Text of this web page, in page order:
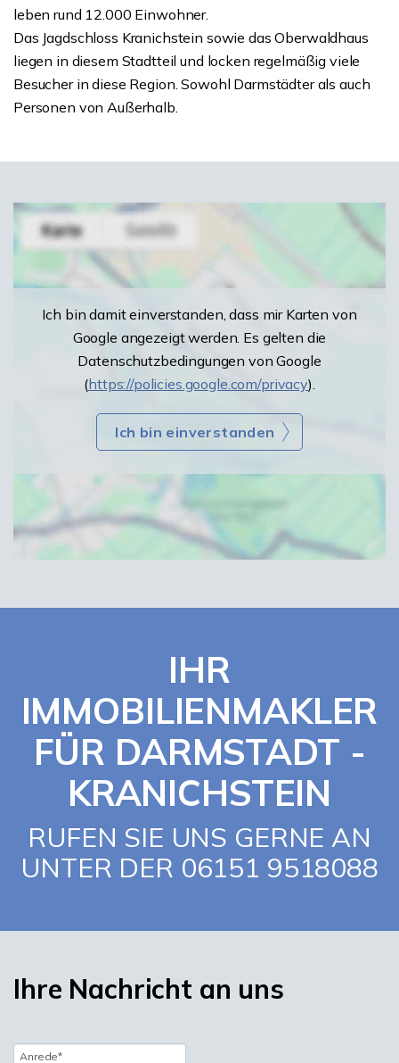
leben rund 12.000 Einwohner.
Das Jagdschloss Kranichstein sowie das Oberwaldhaus
liegen in diesem Stadtteil und locken regelmäßig viele
Besucher in diese Region. Sowohl Darmstädter als auch
Personen von Außerhalb.
Ich bin damit einverstanden, dass mir Karten von
Google angezeigt werden. Es gelten die
Datenschutzbedingungen von Google
(https://policies.google.com/privacy).
Ich bin einverstanden
IHR
IMMOBILIENMAKLER
FÜR DARMSTADT -
KRANICHSTEIN
RUFEN SIE UNS GERNE AN
UNTER DER 06151 9518088
Ihre Nachricht an uns